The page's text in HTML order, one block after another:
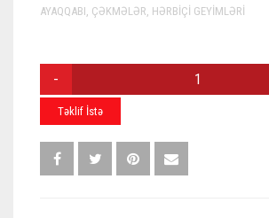
AYAQQABI, ÇƏKMƏLƏR, HƏRBIÇI GEYIMLƏRI
QUANTITY
Təklif İstə